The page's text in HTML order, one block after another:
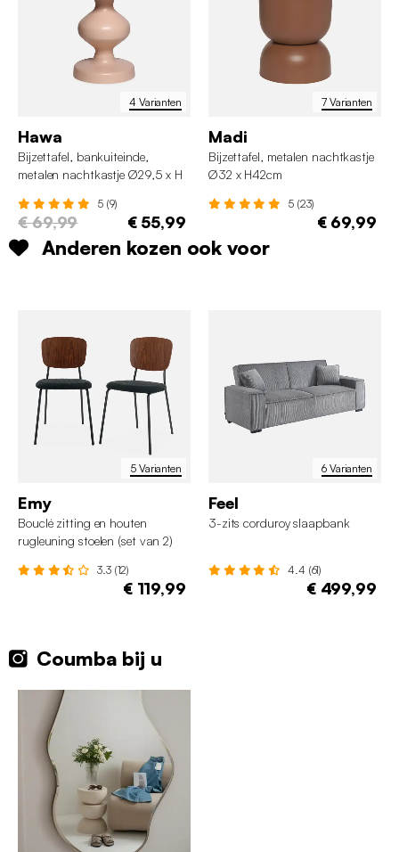
4 Varianten
Hawa
Bijzettafel, bankuiteinde,
metalen nachtkastje Ø29,5 x H
5 (9)
€ 69,99 € 55,99
7 Varianten
Madi
Bijzettafel, metalen nachtkastje
Ø32 x H42cm
5 (23)
€ 69,99
Anderen kozen ook voor
5 Varianten
Emy
Bouclé zitting en houten
rugleuning stoelen (set van 2)
3.3 (12)
€ 119,99
6 Varianten
Feel
3-zits corduroy slaapbank
4.4 (61)
€ 499,99
Coumba bij u